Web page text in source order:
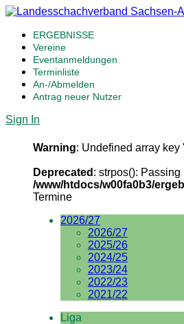
ERGEBNISSE
Vereine
Eventanmeldungen
Terminliste
An-/Abmelden
Antrag neuer Nutzer
Sign In
Warning: Undefined array
Deprecated : strpos():
/www/htdocs/w00fa0b3/
Termine
2026/27
2026/27
2025/26
2024/25
2023/24
2022/23
2021/22
Liga